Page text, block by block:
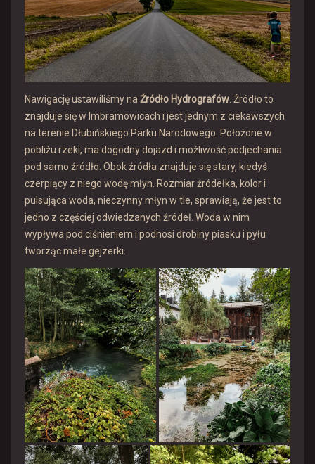
Nawigację ustawiliśmy na Źródło Hydrografów . Źródło to
znajduje się w Imbramowicach i jest jednym z ciekawszych
na terenie Dłubińskiego Parku Narodowego. Położone w
pobliżu rzeki, ma dogodny dojazd i możliwość podjechania
pod samo źródło. Obok źródła znajduje się stary, kiedyś
czerpiący z niego wodę młyn. Rozmiar źródełka, kolor i
pulsująca woda, nieczynny młyn w tle, sprawiają, że jest to
jedno z częściej odwiedzanych źródeł. Woda w nim
wypływa pod ciśnieniem i podnosi drobiny piasku i pyłu
tworząc małe gejzerki.